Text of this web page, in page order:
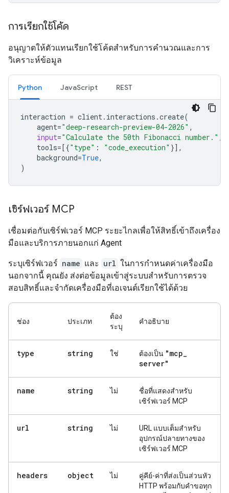
การเรียกใช้โค้ด
อนุญาตให้ตัวแทนเรียกใช้โค้ดสำหรับการคำนวณและการ
วิเคราะห์ข้อมูล
Python JavaScript REST
interaction = client. interactions .create(
agent="deep-research-preview-04-2026" ,
input="Calculate the 50th Fibonacci number." ,
tools=[{"type" : "code_execution" }],
background=True,
)
เซิร์ฟเวอร์ MCP
เชื่อมต่อกับเซิร์ฟเวอร์ MCP ระยะไกลเพื่อให้สิทธิ์เข้าถึงเครื่อง
มือและบริการภายนอกแก่ Agent
ระบุเซิร์ฟเวอร์ name และ url ในการกำหนดค่าเครื่องมือ
นอกจากนี้ คุณยัง ส่งต่อข้อมูลเข้าสู่ระบบสำหรับการตรวจ
สอบสิทธิ์และจำกัดเครื่องมือที่เอเจนต์เรียกใช้ได้ด้วย
ช่อง ประเภท
ต้อง
ระบุ
คำอธิบาย
type string ใช่ ต้องเป็น "mcp_
server"
name string ไม่
ชื่อที่แสดงสำหรับ
เซิร์ฟเวอร์ MCP
url string ไม่
URL แบบเต็มสำหรับ
อุปกรณ์ปลายทางของ
เซิร์ฟเวอร์ MCP
headers object ไม่
คู่คีย์-ค่าที่ส่งเป็นส่วนหัว
HTTP พร้อมกับคำขอทุก